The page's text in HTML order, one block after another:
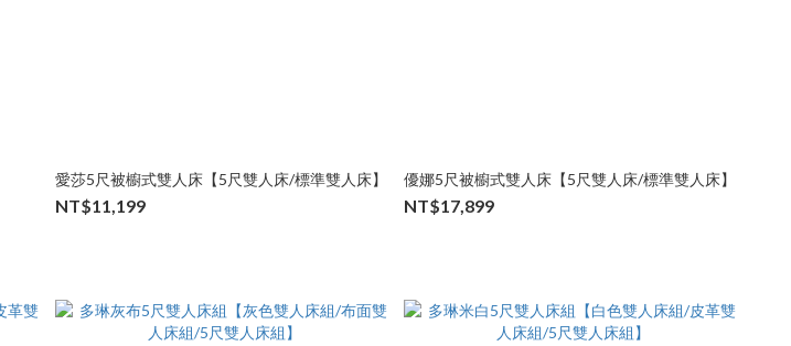
愛莎5尺被櫥式雙人床【5尺雙人床/標準雙人床】
NT$11,199
優娜5尺被櫥式雙人床【5尺雙人床/標準雙人床】
NT$17,899